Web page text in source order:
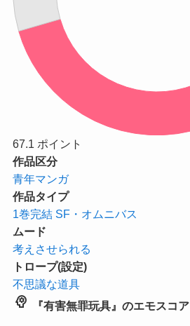
67.1 ポイント
作品区分
青年マンガ
作品タイプ
1巻完結 SF・オムニバス
ムード
考えさせられる
トロープ(設定)
不思議な道具
psychology 『有害無罪玩具』のエモスコア